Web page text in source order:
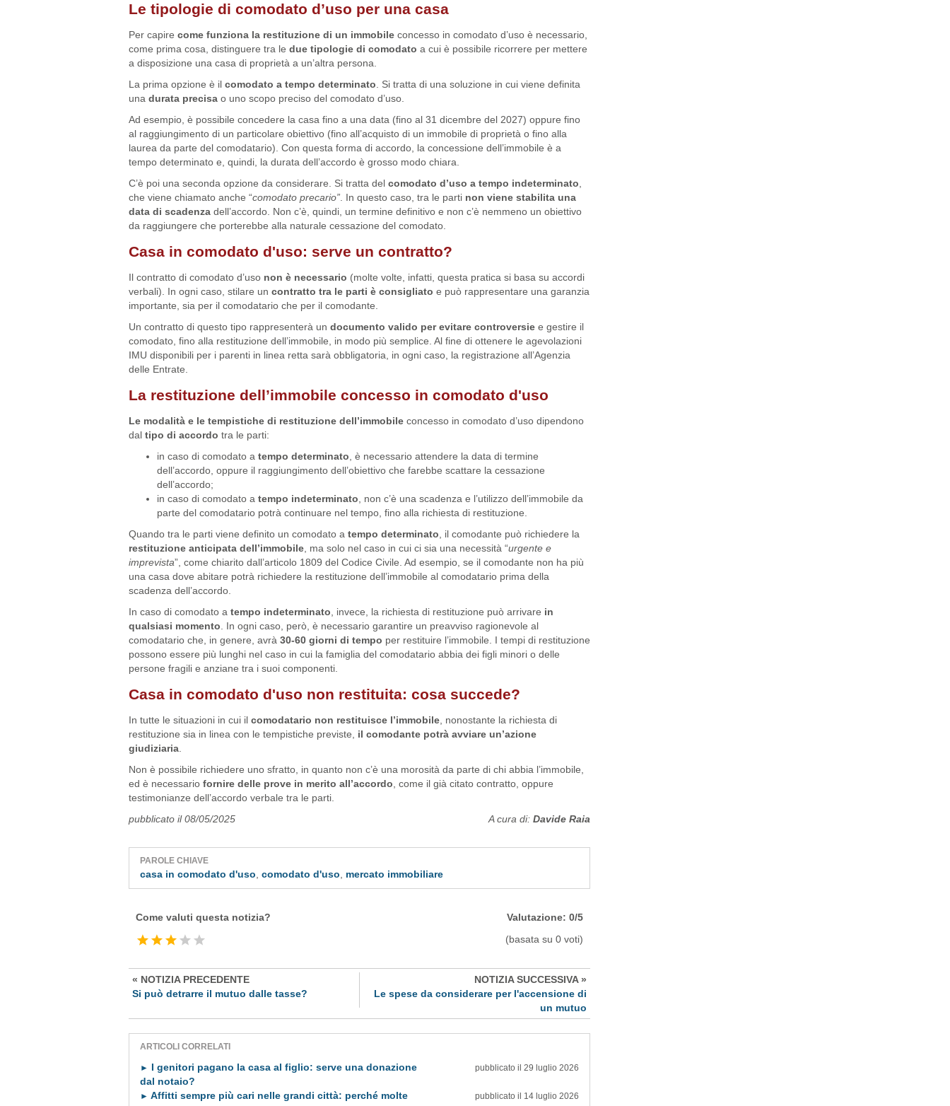
Le tipologie di comodato d’uso per una casa
Per capire come funziona la restituzione di un immobile concesso in comodato d’uso è necessario,
come prima cosa, distinguere tra le due tipologie di comodato a cui è possibile ricorrere per mettere
a disposizione una casa di proprietà a un’altra persona.
La prima opzione è il comodato a tempo determinato . Si tratta di una soluzione in cui viene definita
una durata precisa o uno scopo preciso del comodato d’uso.
Ad esempio, è possibile concedere la casa fino a una data (fino al 31 dicembre del 2027) oppure fino
al raggiungimento di un particolare obiettivo (fino all’acquisto di un immobile di proprietà o fino alla
laurea da parte del comodatario). Con questa forma di accordo, la concessione dell’immobile è a
tempo determinato e, quindi, la durata dell’accordo è grosso modo chiara.
C’è poi una seconda opzione da considerare. Si tratta del comodato d’uso a tempo indeterminato
che viene chiamato anche “comodato precario” . In questo caso, tra le parti non viene stabilita una
data di scadenza dell’accordo. Non c’è, quindi, un termine definitivo e non c’è nemmeno un obiettivo
da raggiungere che porterebbe alla naturale cessazione del comodato.
Casa in comodato d'uso: serve un contratto?
Il contratto di comodato d’uso non è necessario (molte volte, infatti, questa pratica si basa su accordi
verbali). In ogni caso, stilare un contratto tra le parti è consigliato e può rappresentare una garanzia
importante, sia per il comodatario che per il comodante.
Un contratto di questo tipo rappresenterà un documento valido per evitare controversie e gestire il
comodato, fino alla restituzione dell’immobile, in modo più semplice. Al fine di ottenere le agevolazioni
IMU disponibili per i parenti in linea retta sarà obbligatoria, in ogni caso, la registrazione all’Agenzia
delle Entrate.
La restituzione dell’immobile concesso in comodato d'uso
Le modalità e le tempistiche di restituzione dell’immobile concesso in comodato d’uso dipendono
dal tipo di accordo tra le parti:
in caso di comodato a tempo determinato , è necessario attendere la data di termine
dell’accordo, oppure il raggiungimento dell’obiettivo che farebbe scattare la cessazione
dell’accordo;
in caso di comodato a tempo indeterminato , non c’è una scadenza e l’utilizzo dell’immobile da
parte del comodatario potrà continuare nel tempo, fino alla richiesta di restituzione.
Quando tra le parti viene definito un comodato a tempo determinato , il comodante può richiedere la
restituzione anticipata dell’immobile , ma solo nel caso in cui ci sia una necessità “urgente e
imprevista”, come chiarito dall’articolo 1809 del Codice Civile. Ad esempio, se il comodante non ha più
una casa dove abitare potrà richiedere la restituzione dell’immobile al comodatario prima della
scadenza dell’accordo.
In caso di comodato a tempo indeterminato , invece, la richiesta di restituzione può arrivare in
qualsiasi momento . In ogni caso, però, è necessario garantire un preavviso ragionevole al
comodatario che, in genere, avrà 30-60 giorni di tempo per restituire l’immobile. I tempi di restituzione
possono essere più lunghi nel caso in cui la famiglia del comodatario abbia dei figli minori o delle
persone fragili e anziane tra i suoi componenti.
Casa in comodato d'uso non restituita: cosa succede?
In tutte le situazioni in cui il comodatario non restituisce l’immobile , nonostante la richiesta di
restituzione sia in linea con le tempistiche previste, il comodante potrà avviare un’azione
giudiziaria
Non è possibile richiedere uno sfratto, in quanto non c’è una morosità da parte di chi abbia l’immobile,
ed è necessario fornire delle prove in merito all’accordo , come il già citato contratto, oppure
testimonianze dell’accordo verbale tra le parti.
pubblicato il 08/05/2025
A cura di:Davide Raia
PAROLE CHIAVE
casa in comodato d'uso comodato d'uso mercato immobiliare
Come valuti questa notizia?
Valutazione: 0/5
(basata su 0 voti)
« NOTIZIA PRECEDENTE
Si può detrarre il mutuo dalle tasse?
NOTIZIA SUCCESSIVA »
Le spese da considerare per l'accensione di
un mutuo
ARTICOLI CORRELATI
► I genitori pagano la casa al figlio: serve una donazione
dal notaio?
pubblicato il 29 luglio 2026
► Affitti sempre più cari nelle grandi città: perché molte
pubblicato il 14 luglio 2026